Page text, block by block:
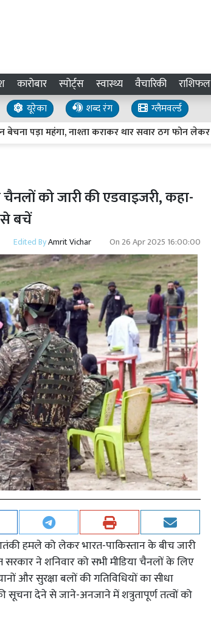
कारोबार स्पोर्ट्स स्वास्थ्य वैचारिकी राशिफल
यूरेका शब्द रंग
ग्लैमवर्ल्ड
महंगा, नाश्ता कराकर थार सवार ठग फोन लेकर फरार
को जारी की एडवाइजरी, कहा-
बचें
Edited ByAmrit Vichar On 26 Apr 2025 16:00:00
हमले को लेकर भारत-पाकिस्तान के बीच जारी
ने शनिवार को सभी मीडिया चैनलों के लिए
और सुरक्षा बलों की गतिविधियों का सीधा
देने से जाने-अनजाने में शत्रुतापूर्ण तत्वों को